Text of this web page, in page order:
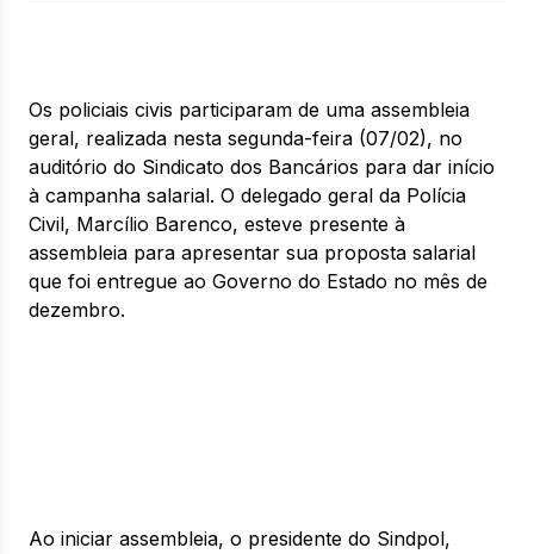
Os policiais civis participaram de uma assembleia
geral, realizada nesta segunda-feira (07/02), no
auditório do Sindicato dos Bancários para dar início
à campanha salarial. O delegado geral da Polícia
Civil, Marcílio Barenco, esteve presente à
assembleia para apresentar sua proposta salarial
que foi entregue ao Governo do Estado no mês de
dezembro.
Ao iniciar assembleia, o presidente do Sindpol,